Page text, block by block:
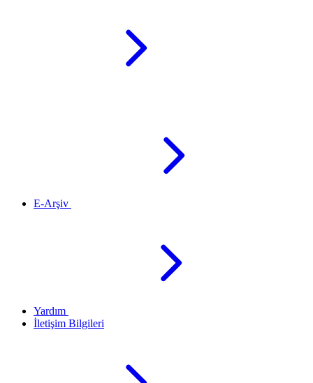
E-Arşiv
Yardım
İletişim Bilgileri